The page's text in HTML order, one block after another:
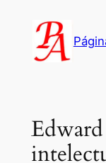
contenido
Edward